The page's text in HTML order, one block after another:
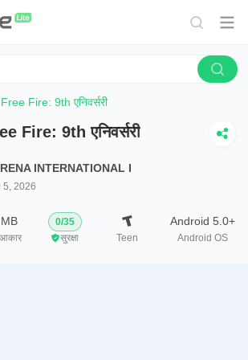
Free Fire: 9th एनिवर्सरी
Fire: 9th एनिवर्सरी
INTERNATIONAL I
5, 2026
0/35
सुरक्षा
Teen
Android 5.0+
Android OS